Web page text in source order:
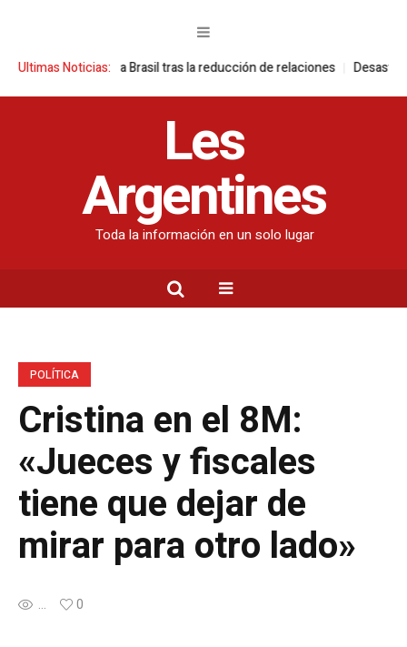
Ultimas Noticias:
contra Brasil tras la reducción de relaciones Desastre
Les
Argentines
Toda la información en un solo lugar
POLÍTICA
Cristina en el 8M:
«Jueces y fiscales
tiene que dejar de
mirar para otro lado»
... 0